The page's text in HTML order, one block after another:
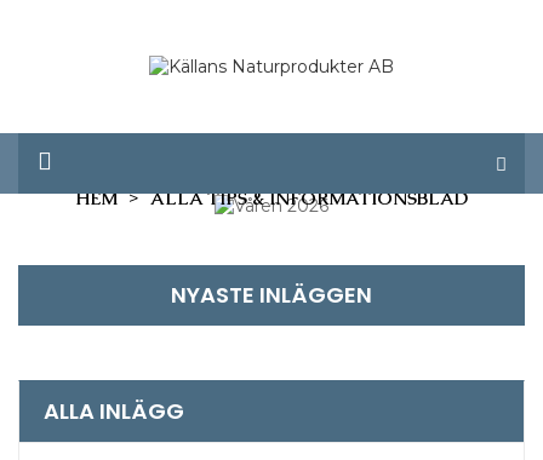
HEM ALLA TIPS & INFORMATIONSBLAD
NYASTE INLÄGGEN
ALLA INLÄGG